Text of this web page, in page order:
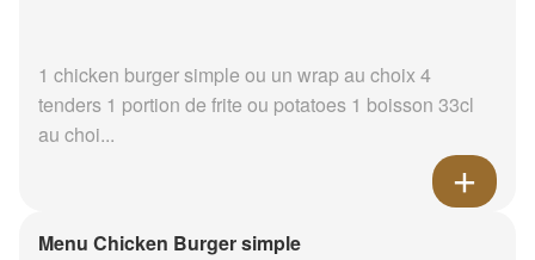
1 chicken burger simple ou un wrap au choix 4
tenders 1 portion de frite ou potatoes 1 boisson 33cl
au choi...
Menu Chicken Burger simple